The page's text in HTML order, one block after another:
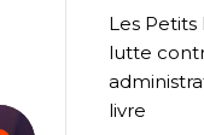
Les Petits
lutte
livre